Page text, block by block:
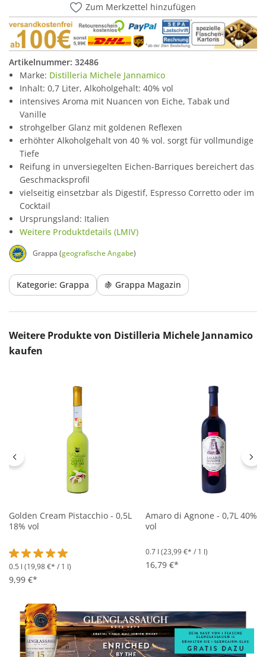
Zum Merkzettel hinzufügen
Artikelnummer: 32486
Marke: Distilleria Michele Jannamico
Inhalt: 0,7 Liter, Alkoholgehalt: 40% vol
intensives Aroma mit Nuancen von Eiche, Tabak und
Vanille
strohgelber Glanz mit goldenen Reflexen
erhöhter Alkoholgehalt von 40 % vol. sorgt für vollmundige
Tiefe
Reifung in unversiegelten Eichen-Barriques bereichert das
Geschmacksprofil
vielseitig einsetzbar als Digestif, Espresso Corretto oder im
Cocktail
Ursprungsland: Italien
Weitere Produktdetails (LMIV)
Grappa (geografische Angabe)
Kategorie: Grappa 🍇 Grappa Magazin
Produktgalerie überspringen
Weitere Produkte von Distilleria Michele Jannamico
kaufen
Golden Cream Pistacchio - 0,5L
18% vol
Durchschnittliche Bewertung von 5 von 5 Sternen
0.5 l (19,98 €* / 1 l)
9,99 €*
Amaro di Agnone - 0,7L 40%
vol
0.7 l (23,99 €* / 1 l)
16,79 €*